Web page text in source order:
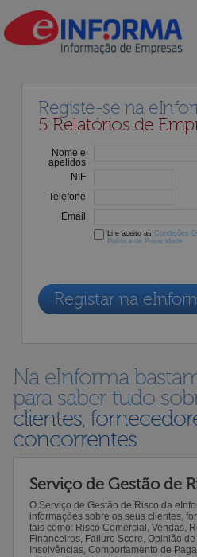
Registe-se na
5 Relatórios de
Nome e
apelidos
NIF
Telefone
Email
Li e aceito as Condições
Política de Privacidade
Registar na
Na eInforma
para saber tudo
clientes,
concorrentes
Serviço de Gestão de
O Serviço de Gestão de Risco da
informações sobre os seus clientes,
tais como: Risco Comercial, Vendas,
Financeiros, Failure Score, Opinião
Insolvências, Comportamento de